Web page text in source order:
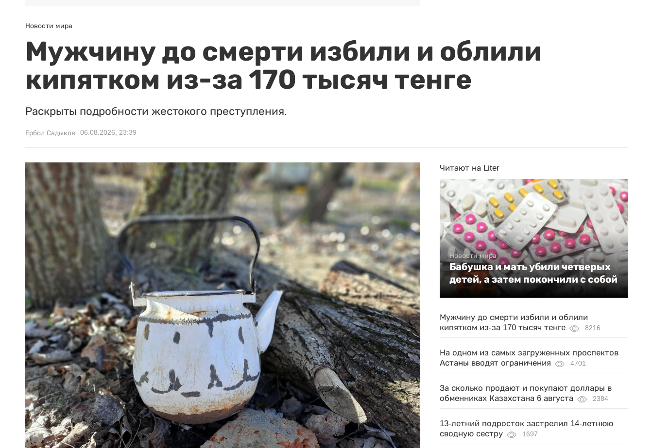
Новости мира
Мужчину до смерти избили и облили
кипятком из-за 170 тысяч тенге
Раскрыты подробности жестокого преступления.
Ербол Садыков 06.08.2026, 23:39
Читают на Liter
Новости мира
Бабушка и мать убили четверых
детей, а затем покончили с собой
Мужчину до смерти избили и облили
кипятком из-за 170 тысяч тенге
8216
На одном из самых загруженных проспектов
Астаны вводят ограничения
4701
За сколько продают и покупают доллары в
обменниках Казахстана 6 августа
2384
13-летний подросток застрелил 14-летнюю
сводную сестру
1697